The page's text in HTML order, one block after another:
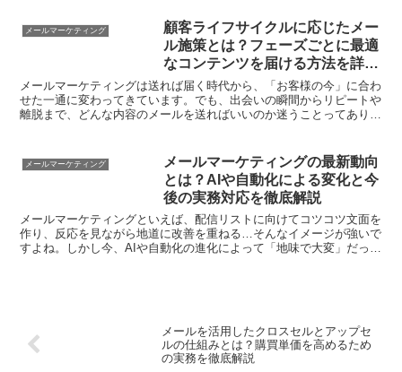
メールマーケティング
顧客ライフサイクルに応じたメー
ル施策とは？フェーズごとに最適
なコンテンツを届ける方法を詳し
く紹介
メールマーケティングは送れば届く時代から、「お客様の今」に合わ
せた一通に変わってきています。でも、出会いの瞬間からリピートや
離脱まで、どんな内容のメールを送ればいいのか迷うことってありま
メールマーケティング
メールマーケティングの最新動向
とは？AIや自動化による変化と今
後の実務対応を徹底解説
メールマーケティングといえば、配信リストに向けてコツコツ文面を
作り、反応を見ながら地道に改善を重ねる…そんなイメージが強いで
すよね。しかし今、AIや自動化の進化によって「地味で大変」だった
メールを活用したクロスセルとアップセ
ルの仕組みとは？購買単価を高めるため
の実務を徹底解説